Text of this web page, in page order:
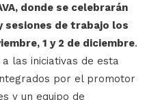
donde se celebrarán
sesiones de trabajo los
1 y 2 de diciembre.
las iniciativas de esta
por el promotor
y un equipo de